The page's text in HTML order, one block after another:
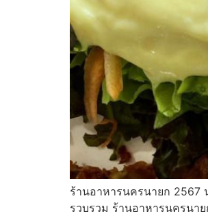
ร้านอาหารนครนายก 2567
รวบรวม ร้านอาหารนครน